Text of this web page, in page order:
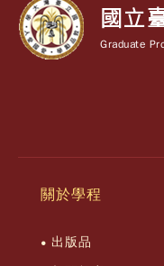
國立
Graduate
關於學程
出版品